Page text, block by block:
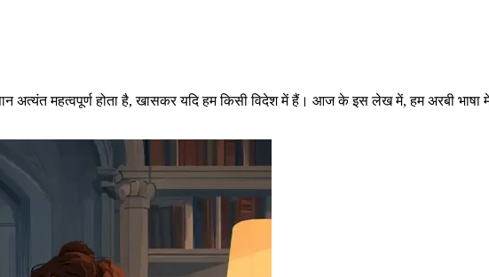
अत्यंत महत्वपूर्ण होता है, खासकर यदि हम किसी विदेश में हैं। आज के इस लेख में, हम अरबी भाषा